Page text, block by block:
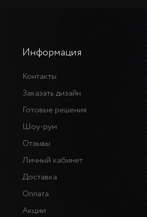
Информация
Контакты
Заказать дизайн
Готовые решения
Шоу-рум
Отзывы
Личный кабинет
Доставка
Оплата
Акции